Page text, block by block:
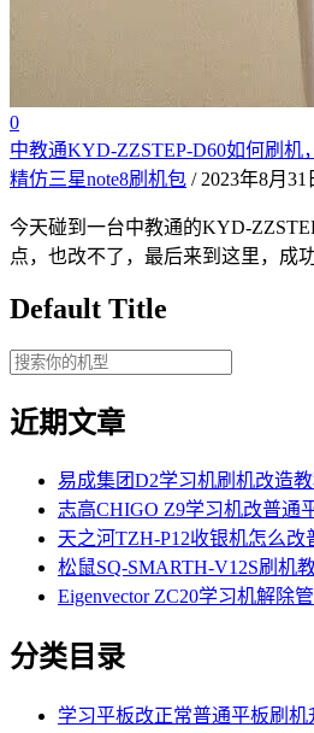
0
中教通KYD-ZZSTEP-D60如何刷机
精仿三星note8刷机包 / 2023年8月31
今天碰到一台中教通的KYD-
点，也改不了，最后来到这里，成
Default Title
近期文章
易成集团D2学习机刷机改造
志高CHIGO Z9学习机改普通
天之河TZH-P12收银机怎么
松鼠SQ-SMARTH-V12S刷机
Eigenvector ZC20学习机解除
分类目录
学习平板改正常普通平板刷